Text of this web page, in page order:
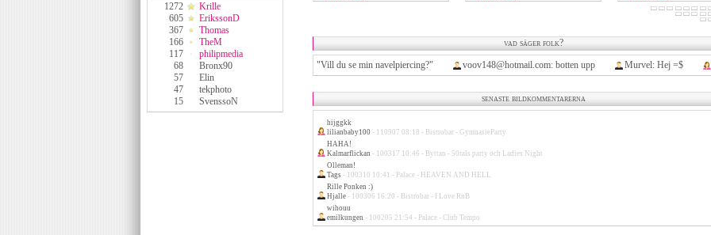
1272
Krille
605
ErikssonD
367
Thomas
166
TheM
117
philipmedia
68
Bronx90
57
Elin
47
tekphoto
15
SvenssoN
vad säger folk?
AndreasLindblom: "Vill du se min navelpiercing?"
voov148@hotmail.com: botten upp Murvel: Hej =$
senaste bildkommentarerna
hijggkk
lilianbaby100 - 110907 08:18 - Bistrobar - GymnasieParty
HAHA!
Kalmarflickan - 100317 10:46 - Byttan - 50tals party och Ladies Night
Olleman!
Tags - 100310 10:41 - Palace - HEAVEN AND HELL
Rille Ponken :)
Hjalle - 100306 16:20 - Bistrobar - I Love RnB
wihouu
emilkungen - 100205 21:54 - Palace - Club Tempo